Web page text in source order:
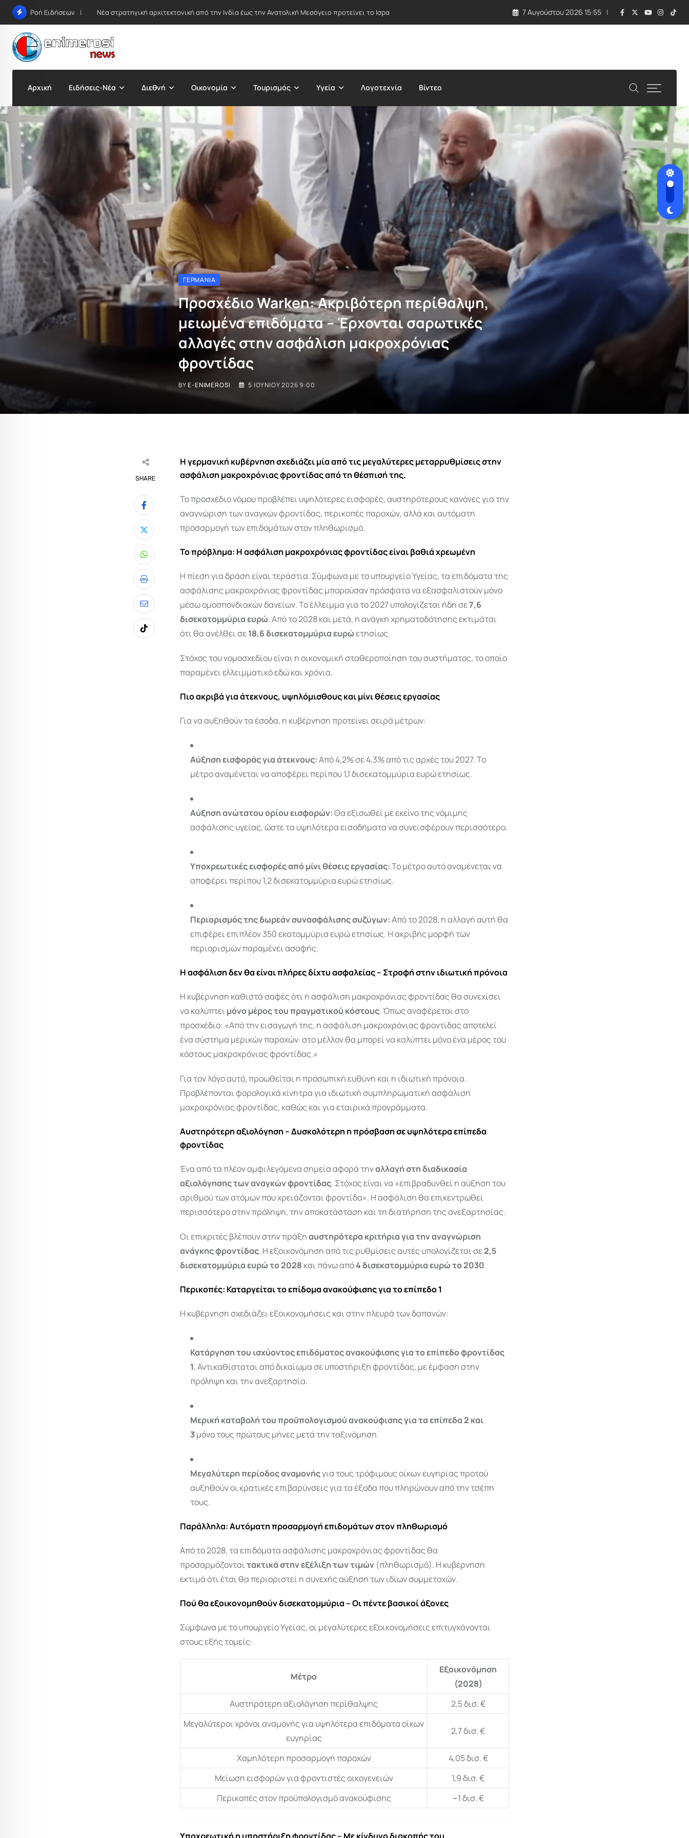
Skip
content
Ροή Ειδήσεων Νέα στρατηγική αρχιτεκτονική από την Ινδία έως την Ανατολική Μεσόγειο προτείνει το Ισραήλ – Στο επίκεντρο Ελλάδα και Κύπρος 7 Αυγούστου 2026 15:55
Αρχική Ειδήσεις-Νέα Διεθνή Οικονομία Τουρισμός Υγεία Λογοτεχνία Βίντεο
ΓΕΡΜΑΝΊΑ
Προσχέδιο Warken: Ακριβότερη περίθαλψη,
μειωμένα επιδόματα – Έρχονται σαρωτικές
αλλαγές στην ασφάλιση μακροχρόνιας
φροντίδας
BYE-ENIMEROSI 5 ΙΟΥΝΊΟΥ 2026 9:00
SHARE
Whatsapp
Print
Share
via
Email
Tiktok
Η γερμανική κυβέρνηση σχεδιάζει μία από τις μεγαλύτερες μεταρρυθμίσεις στην
ασφάλιση μακροχρόνιας φροντίδας από τη θέσπισή της.
Το προσχέδιο νόμου προβλέπει υψηλότερες εισφορές, αυστηρότερους κανόνες για την
αναγνώριση των αναγκών φροντίδας, περικοπές παροχών, αλλά και αυτόματη
προσαρμογή των επιδομάτων στον πληθωρισμό.
Το πρόβλημα: Η ασφάλιση μακροχρόνιας φροντίδας είναι βαθιά χρεωμένη
Η πίεση για δράση είναι τεράστια. Σύμφωνα με το υπουργείο Υγείας, τα επιδόματα της
ασφάλισης μακροχρόνιας φροντίδας μπορούσαν πρόσφατα να εξασφαλιστούν μόνο
μέσω ομοσπονδιακών δανείων. Το έλλειμμα για το 2027 υπολογίζεται ήδη σε7,6
δισεκατομμύρια ευρώ. Από το 2028 και μετά, η ανάγκη χρηματοδότησης εκτιμάται
ότι θα ανέλθει σε18,6 δισεκατομμύρια ευρώετησίως.
Στόχος του νομοσχεδίου είναι η οικονομική σταθεροποίηση του συστήματος, το οποίο
παραμένει ελλειμματικό εδώ και χρόνια.
Πιο ακριβά για άτεκνους, υψηλόμισθους και μίνι θέσεις εργασίας
Για να αυξηθούν τα έσοδα, η κυβέρνηση προτείνει σειρά μέτρων:
Αύξηση εισφοράς για άτεκνους:Από 4,2% σε 4,3% από τις αρχές του 2027. Το
μέτρο αναμένεται να αποφέρει περίπου 1,1 δισεκατομμύρια ευρώ ετησίως.
Αύξηση ανώτατου ορίου εισφορών:Θα εξισωθεί με εκείνο της νόμιμης
ασφάλισης υγείας, ώστε τα υψηλότερα εισοδήματα να συνεισφέρουν περισσότερο.
Υποχρεωτικές εισφορές από μίνι θέσεις εργασίας:Το μέτρο αυτό αναμένεται να
αποφέρει περίπου 1,2 δισεκατομμύρια ευρώ ετησίως.
Περιορισμός της δωρεάν συνασφάλισης συζύγων:Από το 2028, η αλλαγή αυτή θα
επιφέρει επιπλέον 350 εκατομμύρια ευρώ ετησίως. Η ακριβής μορφή των
περιορισμών παραμένει ασαφής.
Η ασφάλιση δεν θα είναι πλήρες δίχτυ ασφαλείας – Στροφή στην ιδιωτική πρόνοια
Η κυβέρνηση καθιστά σαφές ότι η ασφάλιση μακροχρόνιας φροντίδας θα συνεχίσει
να καλύπτει μόνο μέρος του πραγματικού κόστους. Όπως αναφέρεται στο
προσχέδιο: «Από την εισαγωγή της, η ασφάλιση μακροχρόνιας φροντίδας αποτελεί
ένα σύστημα μερικών παροχών· στο μέλλον θα μπορεί να καλύπτει μόνο ένα μέρος του
κόστους μακροχρόνιας φροντίδας.»
Για τον λόγο αυτό, προωθείται η προσωπική ευθύνη και η ιδιωτική πρόνοια.
Προβλέπονται φορολογικά κίνητρα για ιδιωτική συμπληρωματική ασφάλιση
μακροχρόνιας φροντίδας, καθώς και για εταιρικά προγράμματα.
Αυστηρότερη αξιολόγηση – Δυσκολότερη η πρόσβαση σε υψηλότερα επίπεδα
φροντίδας
Ένα από τα πλέον αμφιλεγόμενα σημεία αφορά τηναλλαγή στη διαδικασία
αξιολόγησης των αναγκών φροντίδας. Στόχος είναι να «επιβραδυνθεί η αύξηση του
αριθμού των ατόμων που χρειάζονται φροντίδα». Η ασφάλιση θα επικεντρωθεί
περισσότερο στην πρόληψη, την αποκατάσταση και τη διατήρηση της ανεξαρτησίας.
Οι επικριτές βλέπουν στην πράξηαυστηρότερα κριτήρια για την αναγνώριση
ανάγκης φροντίδας. Η εξοικονόμηση από τις ρυθμίσεις αυτές υπολογίζεται σε2,5
δισεκατομμύρια ευρώ το 2028 και πάνω από4 δισεκατομμύρια ευρώ το 2030.
Περικοπές: Καταργείται το επίδομα ανακούφισης για το επίπεδο 1
Η κυβέρνηση σχεδιάζει εξοικονομήσεις και στην πλευρά των δαπανών:
Κατάργηση του ισχύοντος επιδόματος ανακούφισης για το επίπεδο φροντίδας
1.Αντικαθίσταται από δικαίωμα σε υποστήριξη φροντίδας, με έμφαση στην
πρόληψη και την ανεξαρτησία.
Μερική καταβολή του προϋπολογισμού ανακούφισης για τα επίπεδα 2 και
3μόνο τους πρώτους μήνες μετά την ταξινόμηση.
Μεγαλύτερη περίοδος αναμονήςγια τους τρόφιμους οίκων ευγηρίας προτού
αυξηθούν οι κρατικές επιβαρύνσεις για τα έξοδα που πληρώνουν από την τσέπη
τους.
Παράλληλα: Αυτόματη προσαρμογή επιδομάτων στον πληθωρισμό
Από το 2028, τα επιδόματα ασφάλισης μακροχρόνιας φροντίδας θα
προσαρμόζονταιτακτικά στην εξέλιξη των τιμών (πληθωρισμό). Η κυβέρνηση
εκτιμά ότι έτσι θα περιοριστεί η συνεχής αύξηση των ιδίων συμμετοχών.
Πού θα εξοικονομηθούν δισεκατομμύρια – Οι πέντε βασικοί άξονες
Σύμφωνα με το υπουργείο Υγείας, οι μεγαλύτερες εξοικονομήσεις επιτυγχάνονται
στους εξής τομείς:
Μέτρο
Εξοικονόμηση
(2028)
Αυστηρότερη αξιολόγηση περίθαλψης
2,5 δισ. €
Μεγαλύτεροι χρόνοι αναμονής για υψηλότερα επιδόματα οίκων
ευγηρίας
2,7 δισ. €
Χαμηλότερη προσαρμογή παροχών
4,05 δισ. €
Μείωση εισφορών για φροντιστές οικογενειών
1,9 δισ. €
Περικοπές στον προϋπολογισμό ανακούφισης
~1 δισ. €